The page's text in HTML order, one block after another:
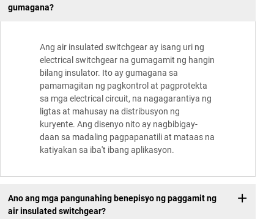
gumagana?
Ang air insulated switchgear ay isang uri ng
electrical switchgear na gumagamit ng hangin
bilang insulator. Ito ay gumagana sa
pamamagitan ng pagkontrol at pagprotekta
sa mga electrical circuit, na nagagarantiya ng
ligtas at mahusay na distribusyon ng
kuryente. Ang disenyo nito ay nagbibigay-
daan sa madaling pagpapanatili at mataas na
katiyakan sa iba't ibang aplikasyon.
Ano ang mga pangunahing benepisyo ng paggamit ng
air insulated switchgear?